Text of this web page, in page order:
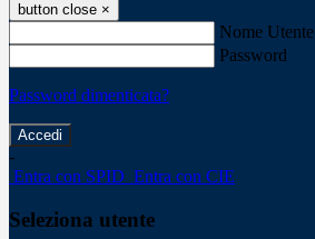
button close ×
Nome Utente
Password
Password dimenticata?
-
Entra con SPID Entra con CIE
Seleziona utente